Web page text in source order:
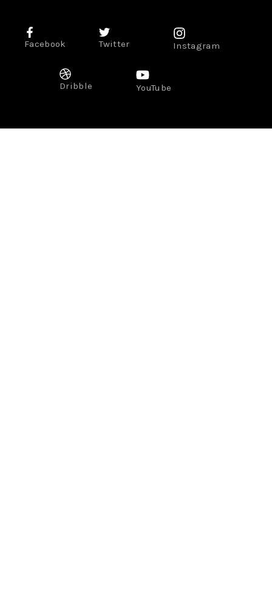
Facebook Twitter Instagram
Dribble YouTube